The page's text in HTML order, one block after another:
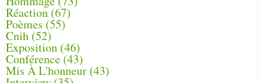
Réaction(67)
Poèmes (55)
Cnih (52)
Exposition (46)
Conférence(43)
Mis À L'honneur (43)